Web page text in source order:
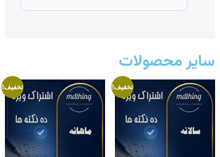
سایر محصولات
تخفیف! تخفیف!